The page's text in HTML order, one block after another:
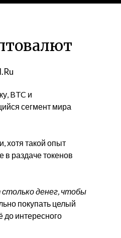
BTC и
сегмент мира
хотя такой опыт
раздаче токенов
денег, чтобы
покупать целый
до интересного